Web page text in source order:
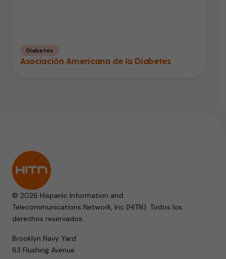
Diabetes
Asociación Americana de la Diabetes
© 2026 Hispanic Information and
Telecommunications Network, Inc (HITN). Todos los
derechos reservados.
Brooklyn Navy Yard
63 Flushing Avenue